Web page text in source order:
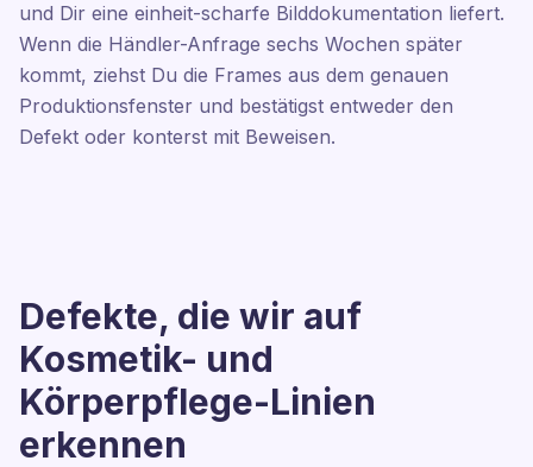
und Dir eine einheit-scharfe Bilddokumentation liefert.
Wenn die Händler-Anfrage sechs Wochen später
kommt, ziehst Du die Frames aus dem genauen
Produktionsfenster und bestätigst entweder den
Defekt oder konterst mit Beweisen.
Defekte, die wir auf
Kosmetik- und
Körperpflege-Linien
erkennen